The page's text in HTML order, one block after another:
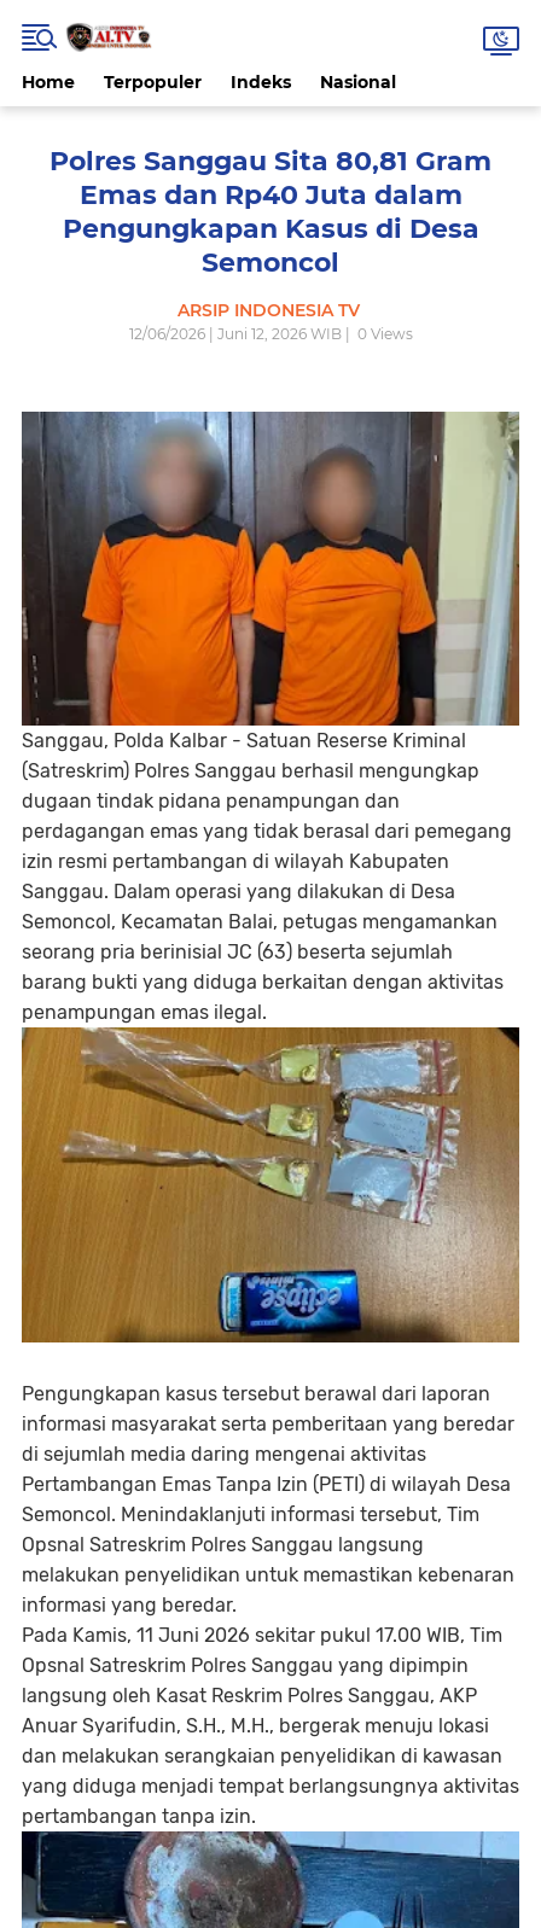
Home Terpopuler Indeks Nasional
Polres Sanggau Sita 80,81 Gram
Emas dan Rp40 Juta dalam
Pengungkapan Kasus di Desa
Semoncol
ARSIP INDONESIA TV
12/06/2026 | Juni 12, 2026 WIB | 0Views
Sanggau, Polda Kalbar - Satuan Reserse Kriminal
(Satreskrim) Polres Sanggau berhasil mengungkap
dugaan tindak pidana penampungan dan
perdagangan emas yang tidak berasal dari pemegang
izin resmi pertambangan di wilayah Kabupaten
Sanggau. Dalam operasi yang dilakukan di Desa
Semoncol, Kecamatan Balai, petugas mengamankan
seorang pria berinisial JC (63) beserta sejumlah
barang bukti yang diduga berkaitan dengan aktivitas
penampungan emas ilegal.
Pengungkapan kasus tersebut berawal dari laporan
informasi masyarakat serta pemberitaan yang beredar
di sejumlah media daring mengenai aktivitas
Pertambangan Emas Tanpa Izin (PETI) di wilayah Desa
Semoncol. Menindaklanjuti informasi tersebut, Tim
Opsnal Satreskrim Polres Sanggau langsung
melakukan penyelidikan untuk memastikan kebenaran
informasi yang beredar.
Pada Kamis, 11 Juni 2026 sekitar pukul 17.00 WIB, Tim
Opsnal Satreskrim Polres Sanggau yang dipimpin
langsung oleh Kasat Reskrim Polres Sanggau, AKP
Anuar Syarifudin, S.H., M.H., bergerak menuju lokasi
dan melakukan serangkaian penyelidikan di kawasan
yang diduga menjadi tempat berlangsungnya aktivitas
pertambangan tanpa izin.